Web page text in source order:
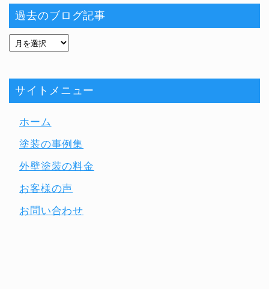
過去のブログ記事
サイトメニュー
ホーム
塗装の事例集
外壁塗装の料金
お客様の声
お問い合わせ